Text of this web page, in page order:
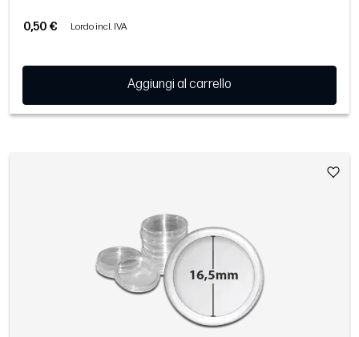
0,50 € Lordo incl. IVA
Aggiungi al carrello